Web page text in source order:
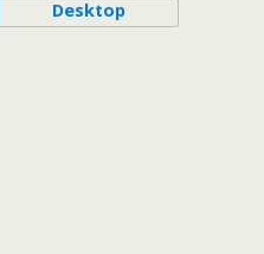
Desktop